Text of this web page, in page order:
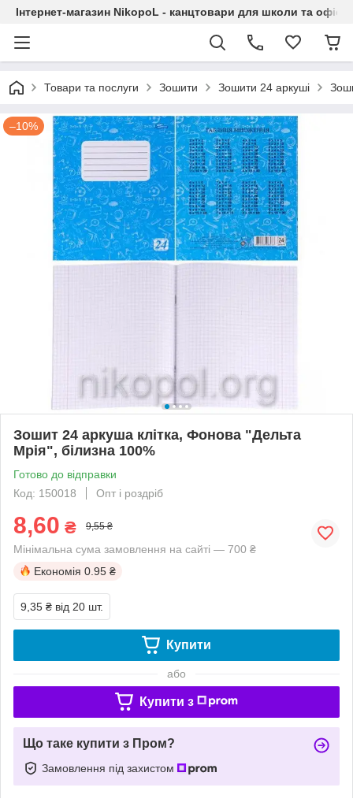
Інтернет-магазин NikopoL - канцтовари для школи та офісу
Товари та послуги Зошити Зошити 24 аркуші
–10%
Зошит 24 аркуша клітка, Фонова "Дельта
Мрiя", білизна 100%
Готово до відправки
Код: 150018
Опт і роздріб
8,60 ₴ 9,55 ₴
Мінімальна сума замовлення на сайті — 700 ₴
Економія 0.95 ₴
9,35 ₴ від 20 шт.
Купити
або
Купити з
Що таке купити з Пром?
Замовлення під захистом